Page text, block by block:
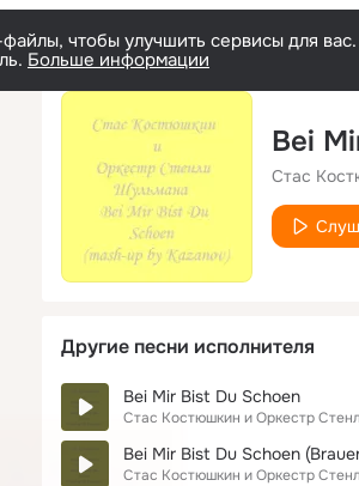
чтобы улучшить сервисы для
Больше информации
Bei
Стас
Другие песни исполнителя
Bei Mir Bist Du Schoen
Стас Костюшкин и Оркестр
Bei Mir Bist Du Schoen
Стас Костюшкин и Оркестр